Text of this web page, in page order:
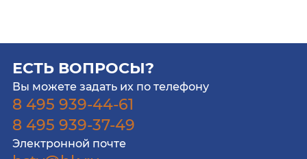
ЕСТЬ ВОПРОСЫ?
Вы можете задать их по телефону
8 495 939-44-61
8 495 939-37-49
Электронной почте